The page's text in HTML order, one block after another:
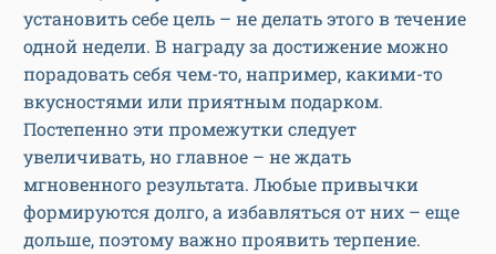
установить себе цель – не делать этого в течение
одной недели. В награду за достижение можно
порадовать себя чем-то, например, какими-то
вкусностями или приятным подарком.
Постепенно эти промежутки следует
увеличивать, но главное – не ждать
мгновенного результата. Любые привычки
формируются долго, а избавляться от них – еще
дольше, поэтому важно проявить терпение.